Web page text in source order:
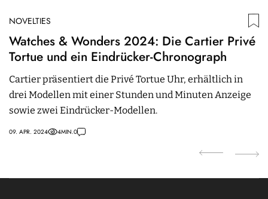
NOVELTIES
Watches & Wonders 2024: Die Cartier Privé
Tortue und ein Eindrücker-Chronograph
Cartier präsentiert die Privé Tortue Uhr, erhältlich in
drei Modellen mit einer Stunden und Minuten Anzeige
sowie zwei Eindrücker-Modellen.
09. APR. 2024 4MIN.0